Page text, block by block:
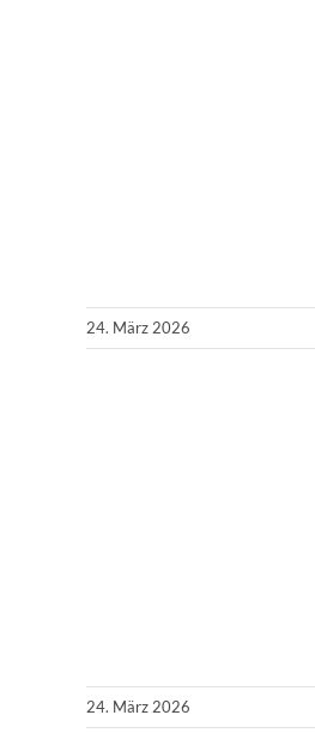
24. März 2026
24. März 2026